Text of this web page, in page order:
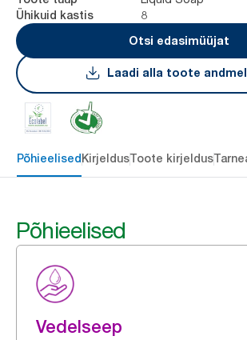
Ühikuid kastis
8
Otsi edasimüüjat
Laadi alla toote
Põhieelised KirjeldusToote kirjeldus
Põhieelised
Vedelseep